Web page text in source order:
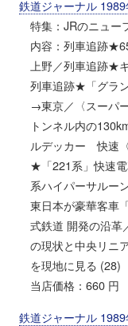
鉄道ジャーナル 1989
特集：JRのニュー
内容：列車追跡
上野／列車追跡★
列車追跡★「グラ
→東京／〈スーパ
トンネル内の
ルデッカー 快速
★「221系」快速
系ハイパーサル
東日本が豪華客車
式鉄道 開発の沿革
の現状と中央リニ
を現地に見る
当店価格：660 円
鉄道ジャーナル 1989